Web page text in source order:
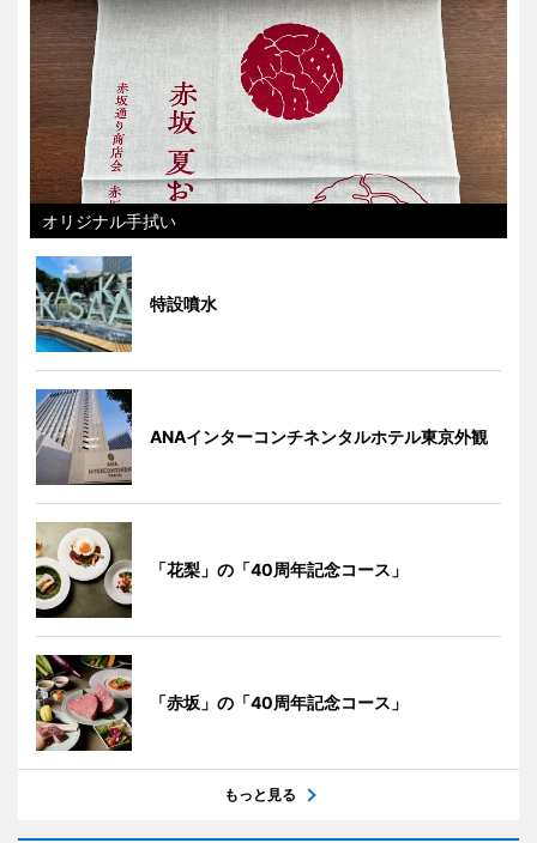
オリジナル手拭い
特設噴水
ANAインターコンチネンタルホテル東京外観
「花梨」の「40周年記念コース」
「赤坂」の「40周年記念コース」
もっと見る